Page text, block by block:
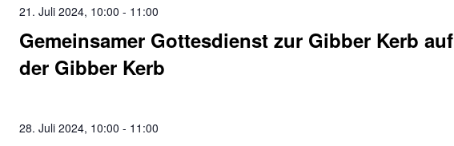
Gemeinsamer Gottesdienst zur Gibber Kerb auf
der Gibber Kerb
21. Juli 2024, 10:00 - 11:00
28. Juli 2024, 10:00 - 11:00